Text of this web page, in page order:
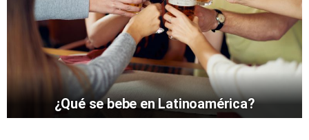
¿Qué se bebe en Latinoamérica?